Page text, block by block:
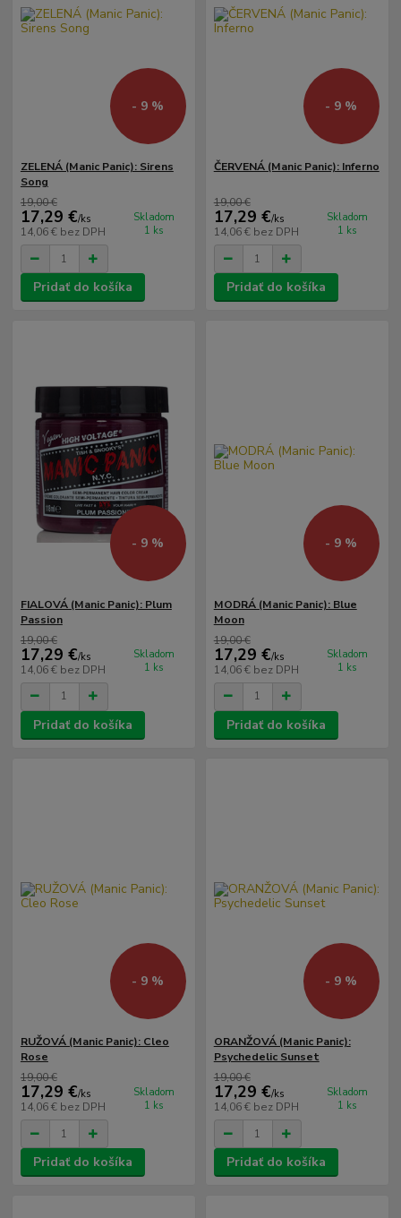
- 9 %
ZELENÁ (Manic Panic): Sirens
Song
19,00 €
17,29 €/ks
14,06 € bez DPH
Skladom
1 ks
Pridať do košíka
- 9 %
ČERVENÁ (Manic Panic): Inferno
19,00 €
17,29 €/ks
14,06 € bez DPH
Skladom
1 ks
Pridať do košíka
- 9 %
FIALOVÁ (Manic Panic): Plum
Passion
19,00 €
17,29 €/ks
14,06 € bez DPH
Skladom
1 ks
Pridať do košíka
- 9 %
MODRÁ (Manic Panic): Blue
Moon
19,00 €
17,29 €/ks
14,06 € bez DPH
Skladom
1 ks
Pridať do košíka
- 9 %
RUŽOVÁ (Manic Panic): Cleo
Rose
19,00 €
17,29 €/ks
14,06 € bez DPH
Skladom
1 ks
Pridať do košíka
- 9 %
ORANŽOVÁ (Manic Panic):
Psychedelic Sunset
19,00 €
17,29 €/ks
14,06 € bez DPH
Skladom
1 ks
Pridať do košíka